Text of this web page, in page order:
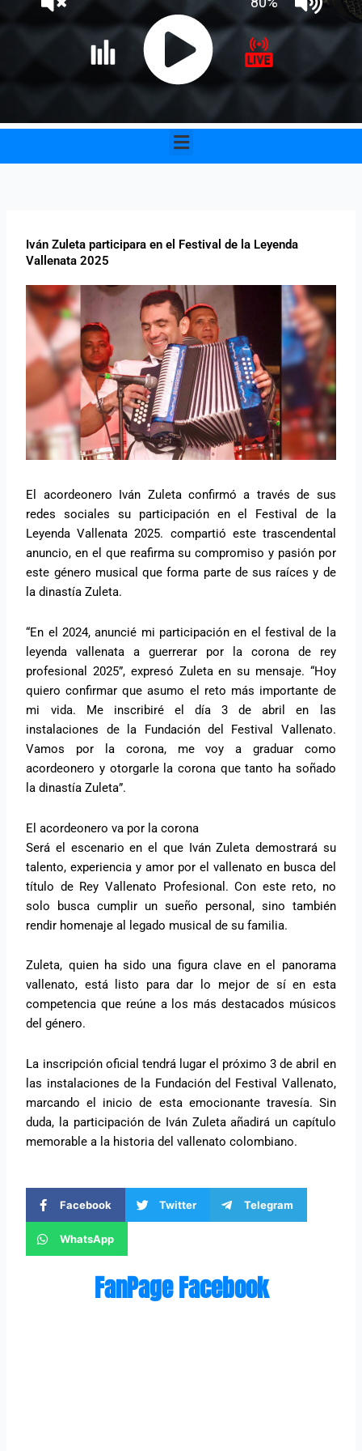
Menu
Iván Zuleta participara en el Festival de la Leyenda
Vallenata 2025
El acordeonero Iván Zuleta confirmó a través de sus
redes sociales su participación en el Festival de la
Leyenda Vallenata 2025. compartió este trascendental
anuncio, en el que reafirma su compromiso y pasión por
este género musical que forma parte de sus raíces y de
la dinastía Zuleta.
“En el 2024, anuncié mi participación en el festival de la
leyenda vallenata a guerrerar por la corona de rey
profesional 2025”, expresó Zuleta en su mensaje. “Hoy
quiero confirmar que asumo el reto más importante de
mi vida. Me inscribiré el día 3 de abril en las
instalaciones de la Fundación del Festival Vallenato.
Vamos por la corona, me voy a graduar como
acordeonero y otorgarle la corona que tanto ha soñado
la dinastía Zuleta”.
El acordeonero va por la corona
Será el escenario en el que Iván Zuleta demostrará su
talento, experiencia y amor por el vallenato en busca del
título de Rey Vallenato Profesional. Con este reto, no
solo busca cumplir un sueño personal, sino también
rendir homenaje al legado musical de su familia.
Zuleta, quien ha sido una figura clave en el panorama
vallenato, está listo para dar lo mejor de sí en esta
competencia que reúne a los más destacados músicos
del género.
La inscripción oficial tendrá lugar el próximo 3 de abril en
las instalaciones de la Fundación del Festival Vallenato,
marcando el inicio de esta emocionante travesía. Sin
duda, la participación de Iván Zuleta añadirá un capítulo
memorable a la historia del vallenato colombiano.
Facebook Twitter Telegram
WhatsApp
FanPage Facebook